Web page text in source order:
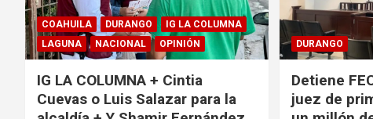
COAHUILA DURANGO
IG LA COLUMNA
LAGUNA
NACIONAL OPINIÓN
IG LA COLUMNA + Cintia
Cuevas o Luis Salazar para la
DURANGO
Detiene
juez de